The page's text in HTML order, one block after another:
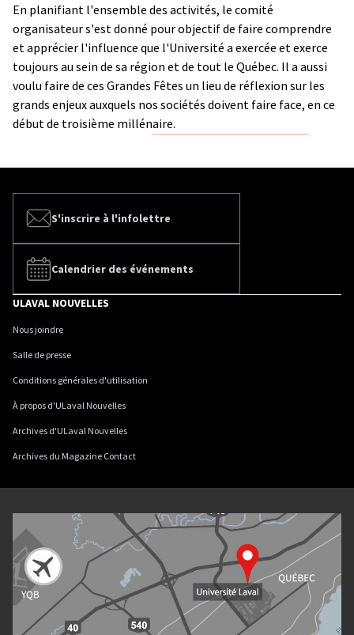
En planifiant l'ensemble des activités, le comité
organisateur s'est donné pour objectif de faire comprendre
et apprécier l'influence que l'Université a exercée et exerce
toujours au sein de sa région et de tout le Québec. Il a aussi
voulu faire de ces Grandes Fêtes un lieu de réflexion sur les
grands enjeux auxquels nos sociétés doivent faire face, en ce
début de troisième millénaire.
S'inscrire à l'infolettre
Calendrier des événements
ULAVAL NOUVELLES
Nous joindre
Salle de presse
Conditions générales d'utilisation
À propos d'ULaval Nouvelles
Archives d'ULaval Nouvelles
Archives du Magazine Contact